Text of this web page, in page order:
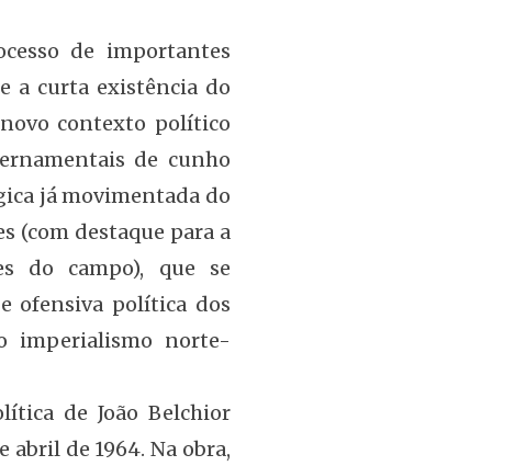
de importantes
a curta existência do
novo contexto político
de cunho
já movimentada do
(com destaque para a
do campo), que se
ofensiva política dos
imperialismo norte-
de João Belchior
de 1964. Na obra,